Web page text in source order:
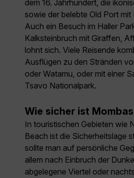
dem 16. Jahrhundert, die
sowie der belebte Old Port
Auch ein Besuch im Haller
Kalksteinbruch mit Giraffen,
lohnt sich. Viele Reisende
Ausflügen zu den Stränden
oder Watamu, oder mit einer
Tsavo Nationalpark.
Wie sicher ist
In touristischen Gebieten wie
Beach ist die Sicherheitslage
sollte man auf persönliche
allem nach Einbruch der
abgelegene Viertel oder